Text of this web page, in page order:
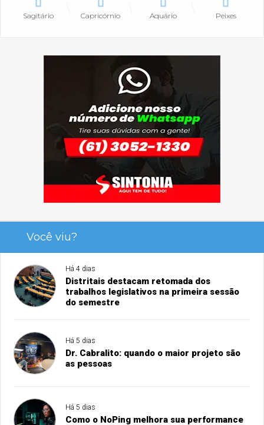
Sagitário Capricórnio Aquário Peixes
Você viu?
Há 4 dias
Distritais destacam retomada dos
trabalhos legislativos na primeira sessão
do semestre
Há 5 dias
Dr. Cabralito: quando o maior projeto são
as pessoas
Há 5 dias
Como o NoPing melhora sua performance